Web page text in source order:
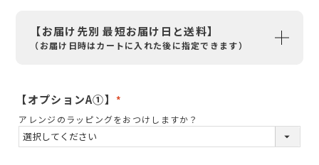
【お届け先別 最短お届け日と送料】
（お届け日時はカートに入れた後に指定できます）
【オプションA①】
(
必
須
アレンジのラッピングをおつけしますか？